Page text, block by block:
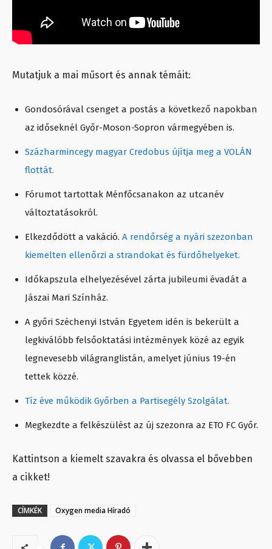
Mutatjuk a mai műsort és annak témáit:
Gondosórával csenget a postás a következő napokban
az időseknél Győr-Moson-Sopron vármegyében is.
Százharmincegy magyar Credobus újítja meg a VOLÁN
flottát.
Fórumot tartottak Ménfőcsanakon az utcanév
változtatásokról.
Elkezdődött a vakáció. A rendőrség a nyári szezonban
kiemelten ellenőrzi a strandokat és fürdőhelyeket.
Időkapszula elhelyezésével zárta jubileumi évadát a
Jászai Mari Színház.
A győri Széchenyi István Egyetem idén is bekerült a
legkiválóbb felsőoktatási intézmények közé az egyik
legnevesebb világranglistán, amelyet június 19-én
tettek közzé.
Tíz éve működik Győrben a Partisegély Szolgálat.
Megkezdte a felkészülést az új szezonra az ETO FC Győr.
Kattintson a kiemelt szavakra és olvassa el bővebben
a cikket!
CÍMKÉK Oxygen media Híradó